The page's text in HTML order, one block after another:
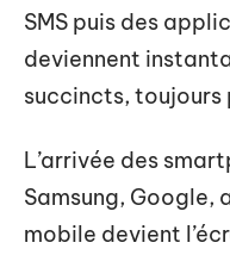
SMS puis des
deviennent
succincts, toujours
L’arrivée des
Samsung, Google,
mobile devient